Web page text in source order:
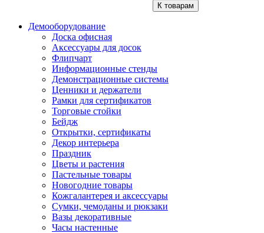
К товарам
Демооборудование
Доска офисная
Аксессуары для досок
Флипчарт
Информационные стенды
Демонстрационные системы
Ценники и держатели
Рамки для сертификатов
Торговые стойки
Бейдж
Открытки, сертификаты
Декор интерьера
Праздник
Цветы и растения
Пастельные товары
Новогодние товары
Кожгалантерея и аксессуары
Сумки, чемоданы и рюкзаки
Вазы декоративные
Часы настенные